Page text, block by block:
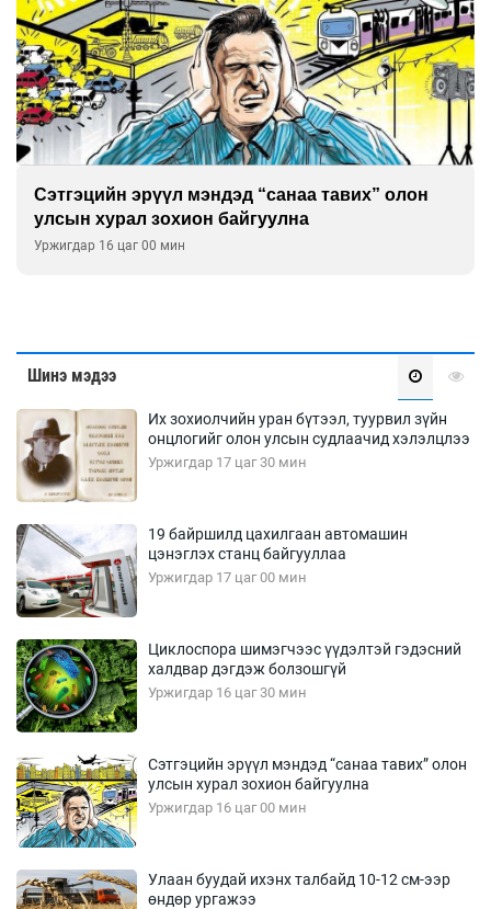
Сэтгэцийн эрүүл мэндэд “санаа тавих” олон
улсын хурал зохион байгуулна
Уржигдар 16 цаг 00 мин
Шинэ мэдээ
Их зохиолчийн уран бүтээл, туурвил зүйн
онцлогийг олон улсын судлаачид хэлэлцлээ
Уржигдар 17 цаг 30 мин
19 байршилд цахилгаан автомашин
цэнэглэх станц байгууллаа
Уржигдар 17 цаг 00 мин
Циклоспора шимэгчээс үүдэлтэй гэдэсний
халдвар дэгдэж болзошгүй
Уржигдар 16 цаг 30 мин
Сэтгэцийн эрүүл мэндэд “санаа тавих” олон
улсын хурал зохион байгуулна
Уржигдар 16 цаг 00 мин
Улаан буудай ихэнх талбайд 10-12 см-ээр
өндөр ургажээ